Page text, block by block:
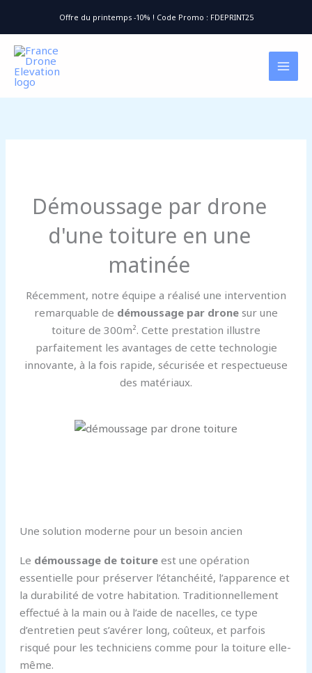
contenu
Offre du printemps -10% ! Code Promo : FDEPRINT25
Démoussage par drone
d'une toiture en une
matinée
Récemment, notre équipe a réalisé une intervention
remarquable de démoussage par drone sur une
toiture de 300m². Cette prestation illustre
parfaitement les avantages de cette technologie
innovante, à la fois rapide, sécurisée et respectueuse
des matériaux.
Une solution moderne pour un besoin ancien
Le démoussage de toiture est une opération
essentielle pour préserver l’étanchéité, l’apparence et
la durabilité de votre habitation. Traditionnellement
effectué à la main ou à l’aide de nacelles, ce type
d’entretien peut s’avérer long, coûteux, et parfois
risqué pour les techniciens comme pour la toiture elle-
même.